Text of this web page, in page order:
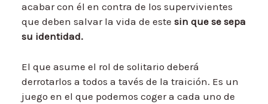
acabar con él en contra de los supervivientes
que deben salvar la vida de este sin que se sepa
su identidad.
El que asume el rol de solitario deberá
derrotarlos a todos a tavés de la traición. Es un
juego en el que podemos coger a cada uno de